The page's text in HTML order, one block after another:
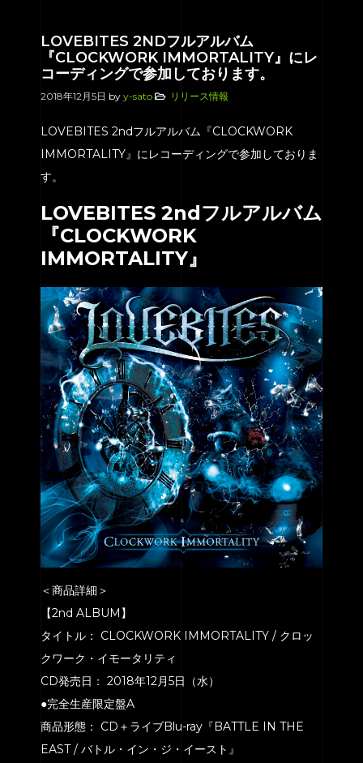
HOME
ENGENEER
EQUIPMENT
ACCESS
BLOG
CONTACT
LOVEBITES 2NDフルアルバム
『CLOCKWORK IMMORTALITY』にレ
コーディングで参加しております。
2018年12月5日 by y-sato リリース情報
LOVEBITES 2ndフルアルバム『CLOCKWORK
IMMORTALITY』にレコーディングで参加しておりま
す。
LOVEBITES 2ndフルアルバム
『CLOCKWORK
IMMORTALITY』
＜商品詳細＞
【2nd ALBUM】
タイトル： CLOCKWORK IMMORTALITY / クロッ
クワーク・イモータリティ
CD発売日： 2018年12月5日（水）
●完全生産限定盤A
商品形態： CD＋ライブBlu-ray『BATTLE IN THE
EAST / バトル・イン・ジ・イースト』